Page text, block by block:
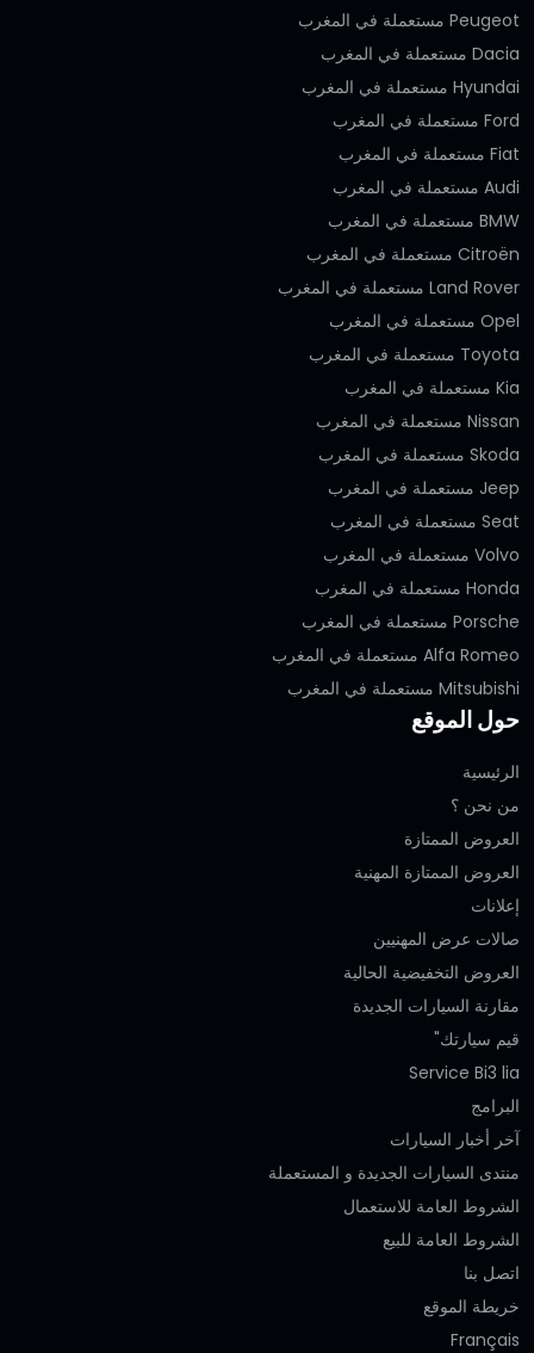
Peugeot مستعملة في المغرب
Dacia مستعملة في المغرب
Hyundai مستعملة في المغرب
Ford مستعملة في المغرب
Fiat مستعملة في المغرب
Audi مستعملة في المغرب
BMW مستعملة في المغرب
Citroën مستعملة في المغرب
Land Rover مستعملة في المغرب
Opel مستعملة في المغرب
Toyota مستعملة في المغرب
Kia مستعملة في المغرب
Nissan مستعملة في المغرب
Skoda مستعملة في المغرب
Jeep مستعملة في المغرب
Seat مستعملة في المغرب
Volvo مستعملة في المغرب
Honda مستعملة في المغرب
Porsche مستعملة في المغرب
Alfa Romeo مستعملة في المغرب
Mitsubishi مستعملة في المغرب
حول الموقع
الرئيسية
من نحن ؟
العروض الممتازة
العروض الممتازة المهنية‎
إعلانات
صالات عرض المهنيين
العروض التخفيضية الحالية
مقارنة السيارات الجديدة
قيم سيارتك"
Service Bi3 lia
البرامج
آخر أخبار السيارات
منتدى السيارات الجديدة و المستعملة
الشروط العامة للاستعمال
الشروط العامة للبيع
اتصل بنا
خريطة الموقع
Français